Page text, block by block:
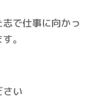
で仕事に向かっ
。
さい